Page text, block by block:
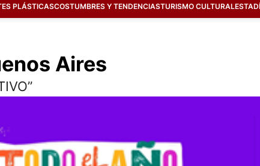
PLÁSTICASCOSTUMBRES Y TENDENCIASTURISMO CULTURAL
Aires